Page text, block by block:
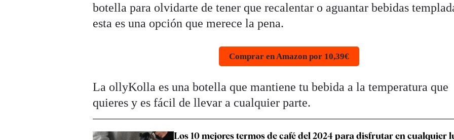
botella para olvidarte de tener que recalentar o aguantar bebidas
esta es una opción que merece la pena.
Comprar en Amazon por 10,39€
La ollyKolla es una botella que mantiene tu bebida a la temperatura que
quieres y es fácil de llevar a cualquier parte.
Los 10 mejores termos de café del 2024 para disfrutar en cualquier